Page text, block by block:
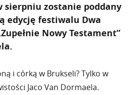
sierpniu zostanie poddany
edycję festiwalu Dwa
Nowy Testament”
i córką w Brukseli? Tylko w
Jaco Van Dormaela.